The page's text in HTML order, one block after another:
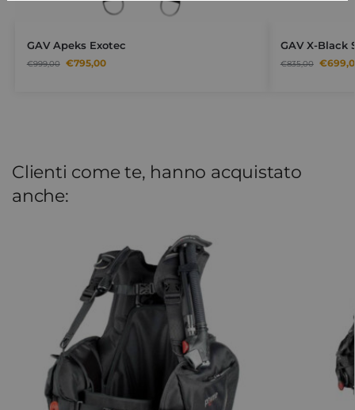
GAV Apeks Exotec
€999,00 €795,00
GAV X-Black
€835,00 €
Clienti come te, hanno acquistato
anche: